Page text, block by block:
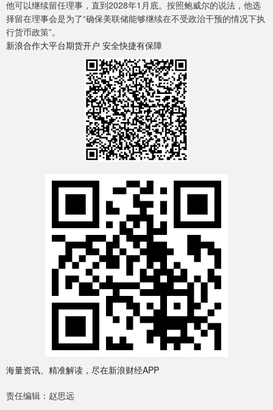
他可以继续留任理事，直到2028年1月底。按照鲍威尔的说法，他选
择留在理事会是为了“确保美联储能够继续在不受政治干预的情况下执
行货币政策”。
新浪合作大平台期货开户 安全快捷有保障
海量资讯、精准解读，尽在新浪财经APP
责任编辑：赵思远